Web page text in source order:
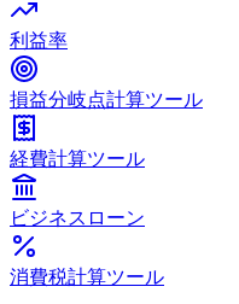
利益率
損益分岐点計算ツール
経費計算ツール
ビジネスローン
消費税計算ツール